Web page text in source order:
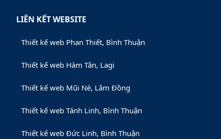
LIÊN KẾT WEBSITE
Thiết kế web Phan Thiết, Bình Thuận
Thiết kế web Hàm Tân, Lagi
Thiết kế web Mũi Né, Lâm Đồng
Thiết kế web Tánh Linh, Bình Thuận
Thiết kế web Đức Linh, Bình Thuận